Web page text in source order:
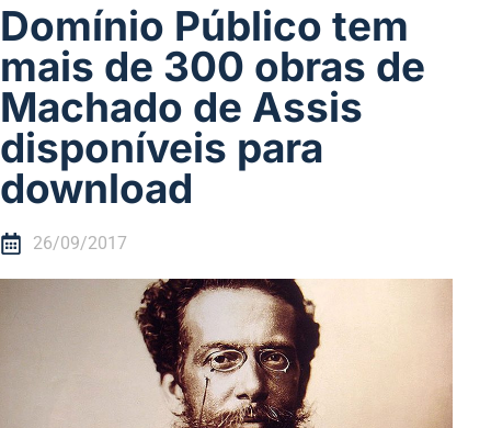
Domínio Público tem
mais de 300 obras de
Machado de Assis
disponíveis para
download
26/09/2017